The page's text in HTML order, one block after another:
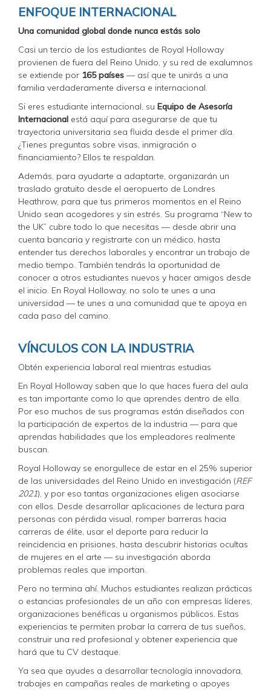
ENFOQUE INTERNACIONAL
Una comunidad global donde nunca estás solo
Casi un tercio de los estudiantes de Royal Holloway
provienen de fuera del Reino Unido, y su red de exalumnos
se extiende por 165 países — así que te unirás a una
familia verdaderamente diversa e internacional.
Si eres estudiante internacional, su Equipo de Asesoría
Internacional está aquí para asegurarse de que tu
trayectoria universitaria sea fluida desde el primer día.
¿Tienes preguntas sobre visas, inmigración o
financiamiento? Ellos te respaldan.
Además, para ayudarte a adaptarte, organizarán un
traslado gratuito desde el aeropuerto de Londres
Heathrow, para que tus primeros momentos en el Reino
Unido sean acogedores y sin estrés. Su programa “New to
the UK” cubre todo lo que necesitas — desde abrir una
cuenta bancaria y registrarte con un médico, hasta
entender tus derechos laborales y encontrar un trabajo de
medio tiempo. También tendrás la oportunidad de
conocer a otros estudiantes nuevos y hacer amigos desde
el inicio. En Royal Holloway, no solo te unes a una
universidad — te unes a una comunidad que te apoya en
cada paso del camino.
VÍNCULOS CON LA INDUSTRIA
Obtén experiencia laboral real mientras estudias
En Royal Holloway saben que lo que haces fuera del aula
es tan importante como lo que aprendes dentro de ella.
Por eso muchos de sus programas están diseñados con
la participación de expertos de la industria — para que
aprendas habilidades que los empleadores realmente
buscan.
Royal Holloway se enorgullece de estar en el 25% superior
de las universidades del Reino Unido en investigación (REF
2021), y por eso tantas organizaciones eligen asociarse
con ellos. Desde desarrollar aplicaciones de lectura para
personas con pérdida visual, romper barreras hacia
carreras de élite, usar el deporte para reducir la
reincidencia en prisiones, hasta descubrir historias ocultas
de mujeres en el arte — su investigación aborda
problemas reales que importan.
Pero no termina ahí. Muchos estudiantes realizan prácticas
o estancias profesionales de un año con empresas líderes,
organizaciones benéficas u organismos públicos. Estas
experiencias te permiten probar la carrera de tus sueños,
construir una red profesional y obtener experiencia que
hará que tu CV destaque.
Ya sea que ayudes a desarrollar tecnología innovadora,
trabajes en campañas reales de marketing o apoyes